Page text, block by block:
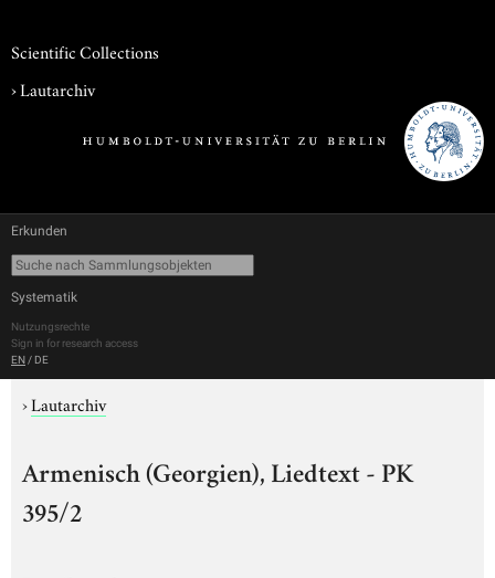
Scientific Collections
›Lautarchiv
Erkunden
Systematik
Nutzungsrechte
Sign in for research access
EN / DE
›Lautarchiv
Armenisch (Georgien), Liedtext - PK
395/2